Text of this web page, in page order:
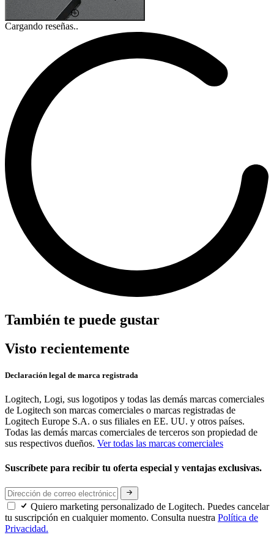
Cargando reseñas..
También te puede gustar
Visto recientemente
Declaración legal de marca registrada
Logitech, Logi, sus logotipos y todas las demás marcas comerciales
de Logitech son marcas comerciales o marcas registradas de
Logitech Europe S.A. o sus filiales en EE. UU. y otros países.
Todas las demás marcas comerciales de terceros son propiedad de
sus respectivos dueños. Ver todas las marcas comerciales
Suscríbete para recibir tu oferta especial y ventajas exclusivas.
Quiero marketing personalizado de Logitech. Puedes cancelar
tu suscripción en cualquier momento. Consulta nuestra Política de
Privacidad.